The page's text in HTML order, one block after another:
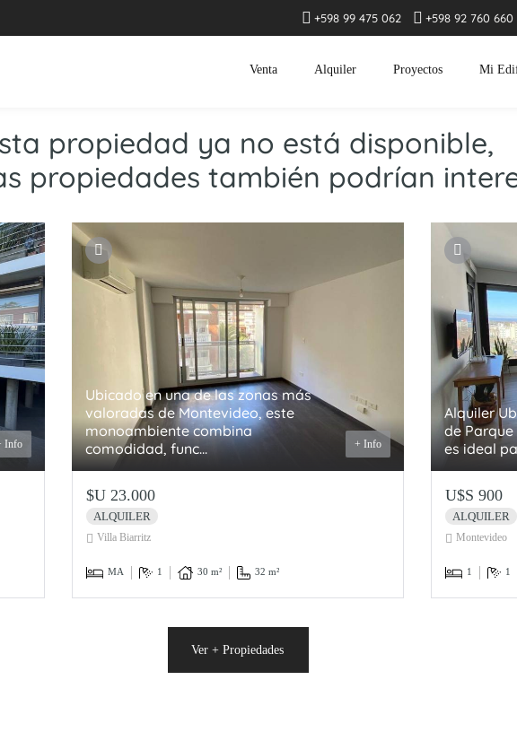
+598 99 475 062 +598 92 760 660
Venta Alquiler Proyectos Mi
propiedad ya no está disponible,
propiedades también podrían
Info
Ubicado en una de las zonas más
valoradas de Montevideo, este
monoambiente combina
comodidad, func...
+ Info
$U 23.000
ALQUILER
Villa Biarritz
MA 1 30 m² 32 m²
Alquiler
de
es ideal
U$S 900
ALQUILER
Montevideo
1 1
Ver + Propiedades